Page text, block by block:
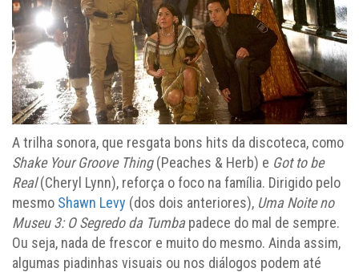
A trilha sonora, que resgata bons hits da discoteca, como
Shake Your Groove Thing(Peaches & Herb) e Got to be
Real(Cheryl Lynn), reforça o foco na família. Dirigido pelo
mesmo Shawn Levy (dos dois anteriores), Uma Noite no
Museu 3: O Segredo da Tumbapadece do mal de sempre.
Ou seja, nada de frescor e muito do mesmo. Ainda assim,
algumas piadinhas visuais ou nos diálogos podem até